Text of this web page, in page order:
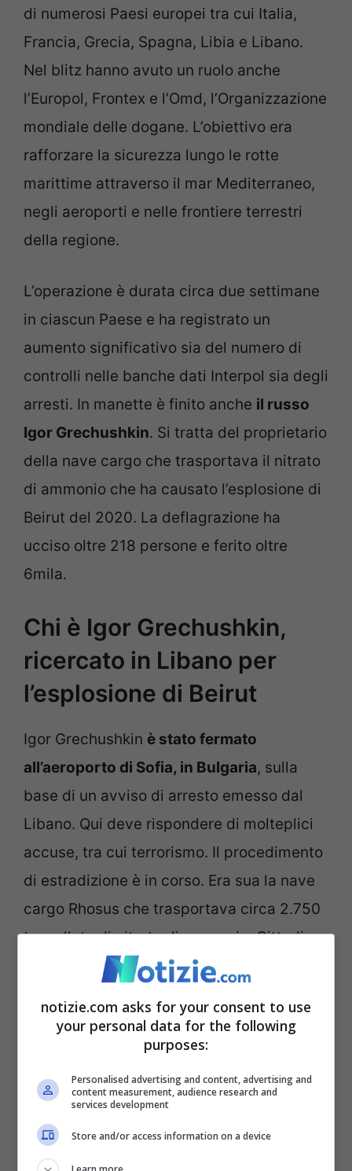
di numerosi Paesi europei tra cui Italia,
Francia, Grecia, Spagna, Libia e Libano.
Nel blitz hanno avuto un ruolo anche
l’Europol, Frontex e l’Omd, l’Organizzazione
mondiale delle dogane. L’obiettivo era
rafforzare la sicurezza lungo le rotte
marittime attraverso il mar Mediterraneo,
negli aeroporti e nelle frontiere terrestri
della regione.
L’operazione è durata circa due settimane
in ciascun Paese e ha registrato un
aumento significativo sia del numero di
controlli nelle banche dati Interpol sia degli
arresti. In manette è finito anche il russo
Igor Grechushkin. Si tratta del proprietario
della nave cargo che trasportava il nitrato
di ammonio che ha causato l’esplosione di
Beirut del 2020. La deflagrazione ha
ucciso oltre 218 persone e ferito oltre
6mila.
Chi è Igor Grechushkin,
ricercato in Libano per
l’esplosione di Beirut
Igor Grechushkin è stato fermato
all’aeroporto di Sofia, in Bulgaria, sulla
base di un avviso di arresto emesso dal
Libano. Qui deve rispondere di molteplici
accuse, tra cui terrorismo. Il procedimento
di estradizione è in corso. Era sua la nave
cargo Rhosus che trasportava circa 2.750
tonnellate di nitrato di ammonio. Cittadino
russo e cipriota, dovrà rendere conto alle
Beirut, dov’era stato abbandonato il
pericoloso carico di nitrato di ammonio.
Altri 23 arresti sono stati collegati alle
cosiddette
Red Notice
dell’Interpol per
reati di droga e coinvolgimento in
notizie.com asks for your consent to use
your personal data for the following
purposes:
Personalised advertising and content, advertising and
content measurement, audience research and
services development
Store and/or access information on a device